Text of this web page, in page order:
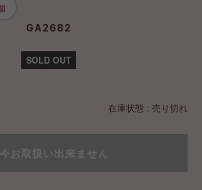
GA2682
SOLD OUT
在庫状態 : 売り切れ
お取扱い出来ません